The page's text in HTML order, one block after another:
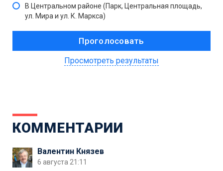
В Центральном районе (Парк, Центральная площадь,
ул. Мира и ул. К. Маркса)
Просмотреть результаты
КОММЕНТАРИИ
Валентин Князев
6 августа 21:11